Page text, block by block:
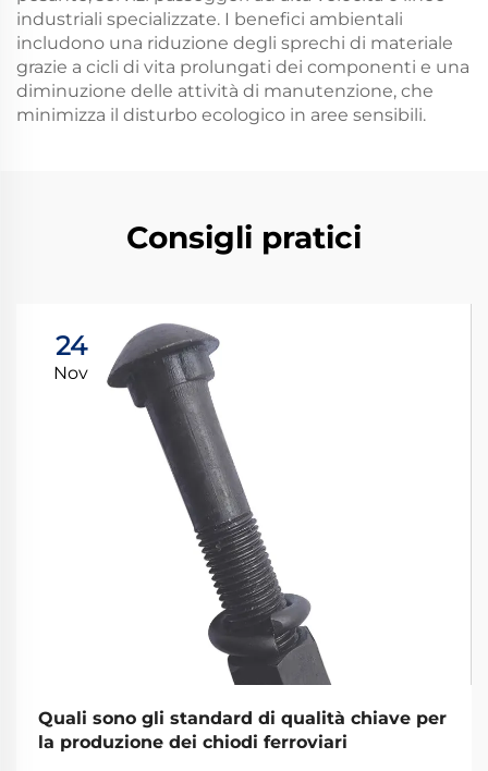
industriali specializzate. I benefici ambientali
includono una riduzione degli sprechi di materiale
grazie a cicli di vita prolungati dei componenti e una
diminuzione delle attività di manutenzione, che
minimizza il disturbo ecologico in aree sensibili.
Consigli pratici
24
Nov
Quali sono gli standard di qualità chiave per
la produzione dei chiodi ferroviari